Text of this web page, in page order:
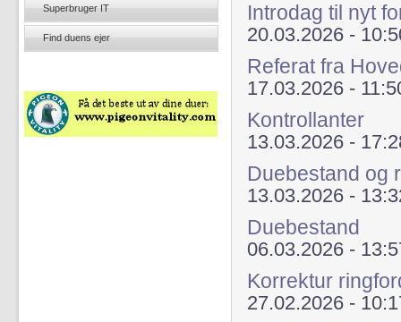
Introdag til nyt
20.03.2026 -
Referat fra
17.03.2026 -
Kontrollanter
13.03.2026 -
Duebestand og
13.03.2026 -
Duebestand
06.03.2026 -
Korrektur
27.02.2026 -
Superbruger IT
Find duens ejer